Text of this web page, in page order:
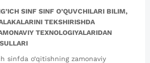
SINF SINF O’QUVCHILARI BILIM,
TEKSHIRISHDA
TEXNOLOGIYALARIDAN
sinfda o‘qitishning zamonaviy